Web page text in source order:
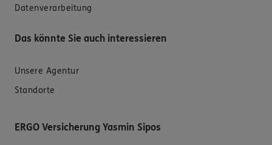
Datenverarbeitung
Das könnte Sie auch interessieren
Unsere Agentur
Standorte
ERGO Versicherung Yasmin Sipos